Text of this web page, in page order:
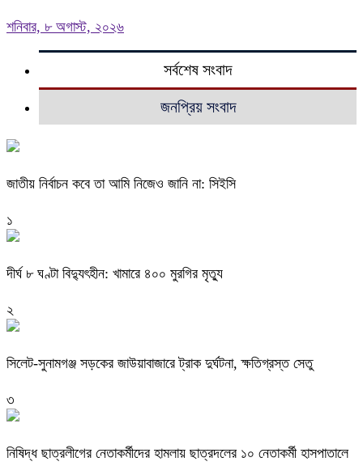
শনিবার, ৮ অগাস্ট, ২০২৬
সর্বশেষ সংবাদ
জনপ্রিয় সংবাদ
জাতীয় নির্বাচন কবে তা আমি নিজেও জানি না: সিইসি
১
দীর্ঘ ৮ ঘণ্টা বিদ্যুৎহীন: খামারে ৪০০ মুরগির মৃত্যু
২
‎সিলেট-সুনামগঞ্জ সড়কের জাউয়াবাজারে ট্রাক দুর্ঘটনা, ক্ষতিগ্রস্ত সেতু
৩
নিষিদ্ধ ছাত্রলীগের নেতাকর্মীদের হামলায় ছাত্রদলের ১০ নেতাকর্মী হাসপাতালে